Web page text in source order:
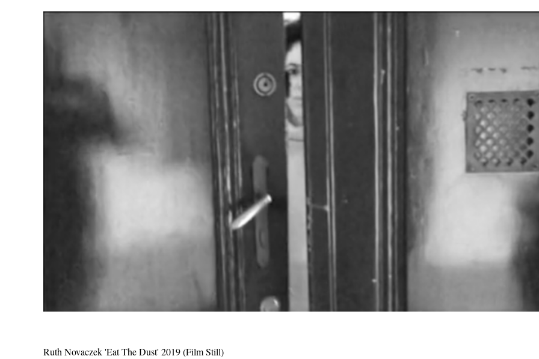
Ruth Novaczek 'Eat The Dust' 2019 (Film Still)